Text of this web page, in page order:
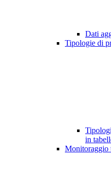
Dati
Tipologie di
in
Monitoraggio